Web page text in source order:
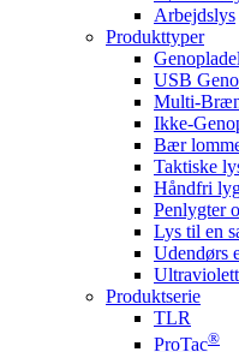
Arbejdslys
Produkttyper
USB
Multi-
Ikke-
Bær
Taktiske
Håndfri
Penlygter
Lys til en
Udendørs
Produktserie
TLR
ProTac®